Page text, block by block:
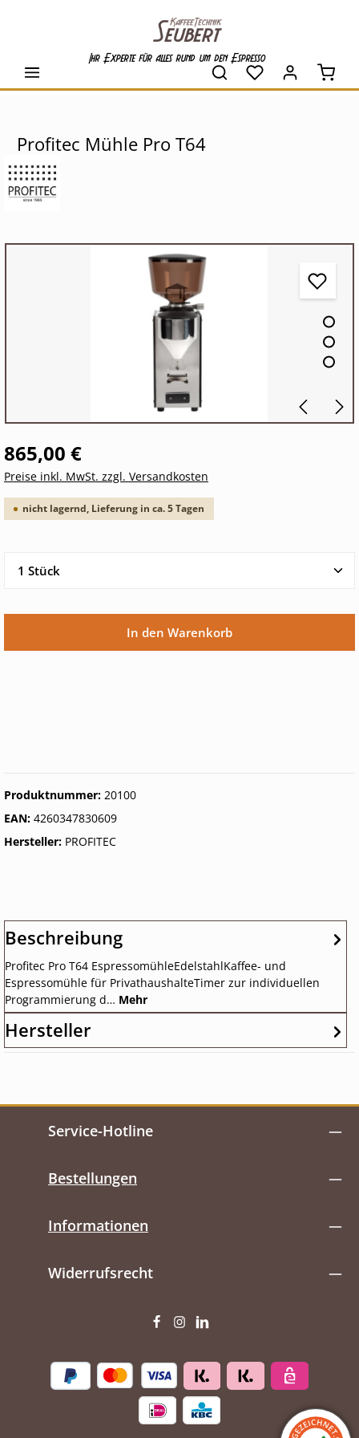
Ihr Experte für alles rund um den Espresso
Profitec Mühle Pro T64
865,00 €
Preise inkl. MwSt. zzgl. Versandkosten
nicht lagernd, Lieferung in ca. 5 Tagen
Produkt Anzahl: Gib den gewünschten Wert ein
In den Warenkorb
Produktnummer: 20100
EAN: 4260347830609
Hersteller: PROFITEC
Beschreibung
Profitec Pro T64 EspressomühleEdelstahlKaffee- und
Espressomühle für PrivathaushalteTimer zur individuellen
Programmierung d… Mehr
Hersteller
Service-Hotline
Bestellungen
Informationen
Widerrufsrecht